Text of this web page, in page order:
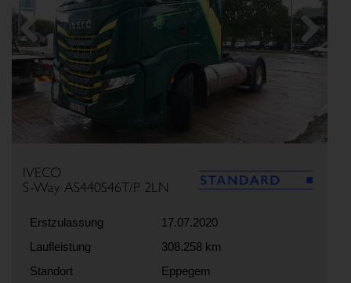
Previous Next
IVECO
S-Way AS440S46T/P 2LN
Erstzulassung
17.07.2020
Laufleistung
308.258 km
Standort
Eppegem